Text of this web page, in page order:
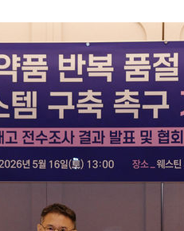
속[다음
겠다"
드려 죄